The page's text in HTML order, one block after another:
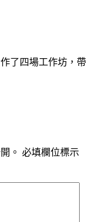
了四場工作坊，帶
。 必填欄位標示